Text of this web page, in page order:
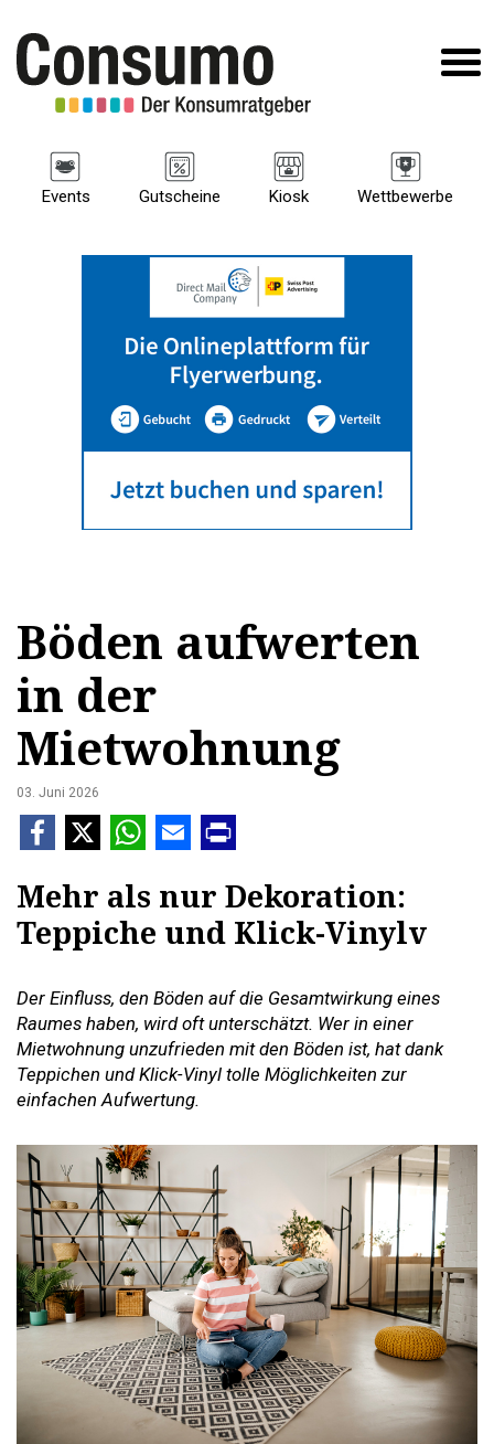
Events Gutscheine Kiosk Wettbewerbe
Böden aufwerten
in der
Mietwohnung
03. Juni 2026
Mehr als nur Dekoration:
Teppiche und Klick-Vinylv
Der Einfluss, den Böden auf die Gesamtwirkung eines
Raumes haben, wird oft unterschätzt. Wer in einer
Mietwohnung unzufrieden mit den Böden ist, hat dank
Teppichen und Klick-Vinyl tolle Möglichkeiten zur
einfachen Aufwertung.